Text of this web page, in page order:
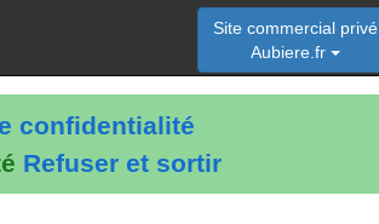
confidentialité
Refuser et sortir
Site commercial privé
Aubiere.fr